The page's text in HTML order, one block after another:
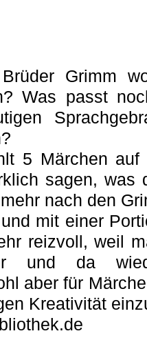
Grimm
Was passt
5 Märchen
sagen, was
nach den
mit einer
reizvoll, weil
und da
aber für
Kreativität